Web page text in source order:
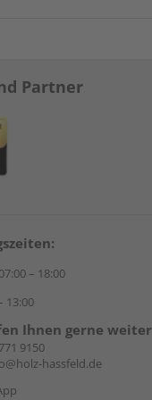
Partner
07:00 – 18:00
13:00
Ihnen gerne weiter
9150
hassfeld.de